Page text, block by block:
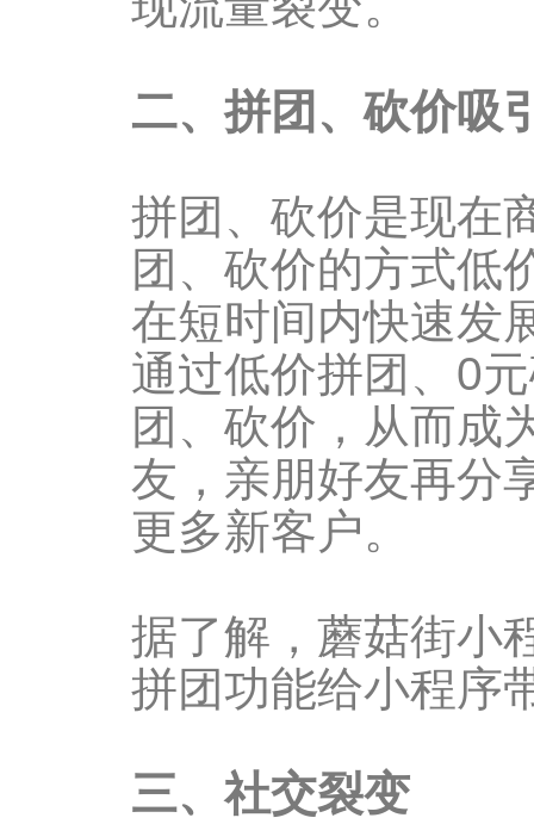
二、拼团、砍价吸
拼团、砍价是现在
团、砍价的方式低
在短时间内快速发
通过低价拼团、0
团、砍价，从而成
友，亲朋好友再分
更多新客户。
据了解，蘑菇街小
拼团功能给小程序
三、社交裂变